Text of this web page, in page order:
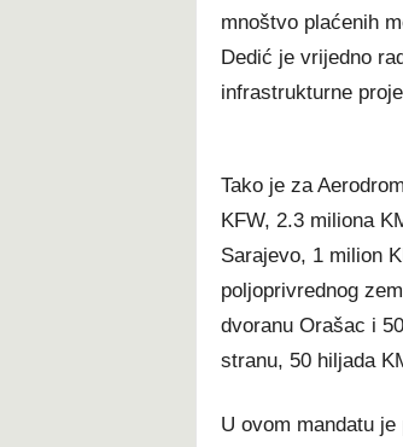
mnoštvo plaćenih
Dedić je vrijedno
infrastrukturne
Tako je za
KFW, 2.3 miliona
Sarajevo, 1 milion
poljoprivrednog
dvoranu Orašac i
stranu, 50 hiljada
U ovom mandatu